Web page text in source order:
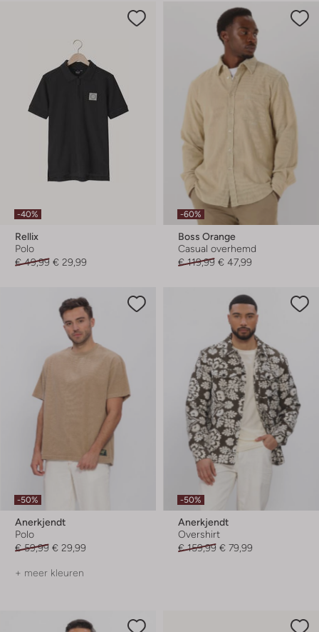
-40%
Rellix
Polo
€ 49,99 € 29,99
-60%
Boss Orange
Casual overhemd
€ 119,99 € 47,99
-50%
Anerkjendt
Polo
€ 59,99 € 29,99
+ meer kleuren
-50%
Anerkjendt
Overshirt
€ 159,99 € 79,99